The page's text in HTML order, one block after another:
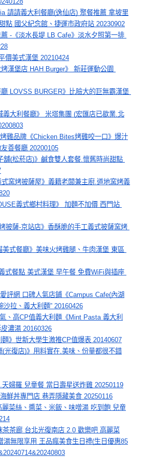
請請義大利餐廳(逸仙店) 聚餐推薦 拿坡里
點 國父紀念館、捷運市政府站 20230902
-《淡水長堤 LB Cafe》淡水夕照第一排
價美式漢堡 20210424
漢堡店 HAH Burger》 新莊運動公園
LOVSS BURGER》比臉大的巨無霸漢堡
義大利餐廳》 米塔集團 (宏匯店已歇業,北
雞品牌《Chicken Bites烤雞咬一口》爆汁
善餐廳 20200105
舖(松菸店)》鹹食雙人套餐.懷舊時尚甜點
窯烤披薩屋》義籍老闆兼主廚.道地窯烤義
義式鄉村料理》 加麵不加價 西門站
披薩-京站店》香酥脆的手工義式披薩窯烤
式餐廳》美味火烤雞腿、牛肉漢堡 東區
式餐點 美式漢堡 早午餐 免費WiFi與插座
評網 口碑人氣店鋪《Campus Cafe(內湖
沙拉、義大利麵” 20160426
、高CP值義大利麵《Mint Pasta 義大利
濃湯 20160326
》世新大學生激推CP值爆表 20140607
光復店)》用料實在,美味、份量都很不錯
婦羅 兒童餐 當日壽星送炸雞 20250119
鮮丼專門店 巷弄隱藏美食 20250116
菜絲、醬菜、米飯、味噌湯 吃到飽 兒童
茶廊 台北光復南店 2.0 歡樂吧 高麗菜
湯無限享用 王品瘋美食生日禮(生日優惠85